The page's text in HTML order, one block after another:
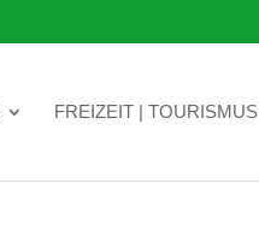
FREIZEIT | TOURISMUS